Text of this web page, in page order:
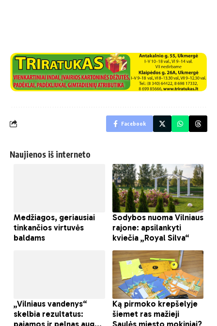
Facebook
Naujienos iš interneto